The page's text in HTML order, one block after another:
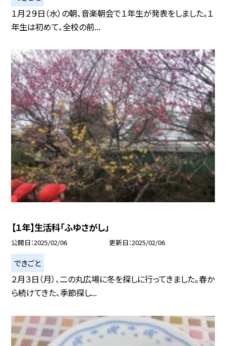
１月２９日（水）の朝、音楽朝会で１年生が発表をしました。１
年生は初めて、全校の前...
【１年】生活科「ふゆさがし」
公開日 2025/02/06 更新日 2025/02/06
できごと
２月３日（月）、二の丸広場に冬を探しに行ってきました。春か
ら続けてきた、季節探し...